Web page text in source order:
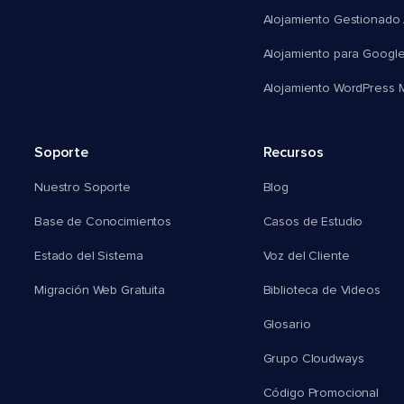
Alojamiento Gestionado
Alojamiento para
Alojamiento WordPress
Soporte
Nuestro Soporte
Base de Conocimientos
Estado del Sistema
Migración Web Gratuita
Recursos
Blog
Casos de Estudio
Voz del Cliente
Biblioteca de Videos
Glosario
Grupo Cloudways
Código Promocional